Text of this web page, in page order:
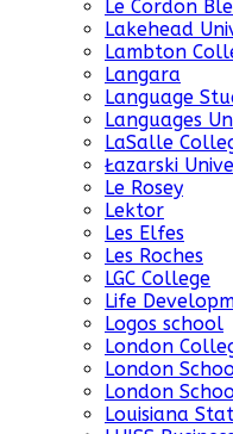
Le Cordon
Lakehead
Lambton
Langara
Language
Languages
LaSalle
Łazarski
Le Rosey
Lektor
Les Elfes
Les Roches
LGC College
Life
Logos school
London
London
London
Louisiana